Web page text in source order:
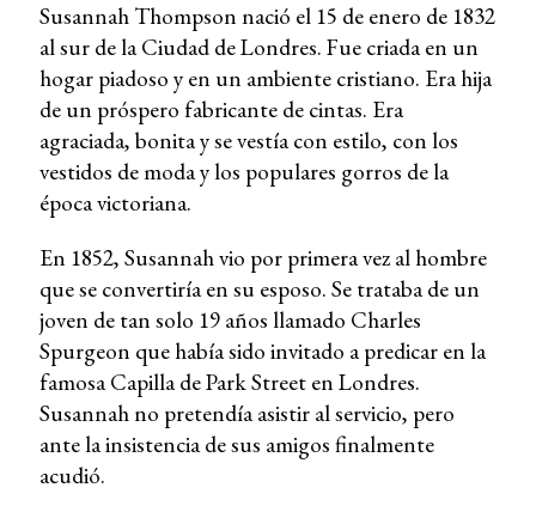
Susannah Thompson nació el 15 de enero de 1832
al sur de la Ciudad de Londres. Fue criada en un
hogar piadoso y en un ambiente cristiano. Era hija
de un próspero fabricante de cintas. Era
agraciada, bonita y se vestía con estilo, con los
vestidos de moda y los populares gorros de la
época victoriana.
En 1852, Susannah vio por primera vez al hombre
que se convertiría en su esposo. Se trataba de un
joven de tan solo 19 años llamado Charles
Spurgeon que había sido invitado a predicar en la
famosa Capilla de Park Street en Londres.
Susannah no pretendía asistir al servicio, pero
ante la insistencia de sus amigos finalmente
acudió.